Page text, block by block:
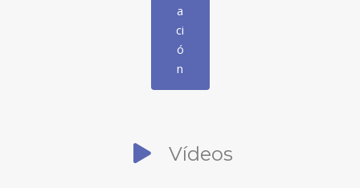
a
ci
ó
n
Vídeos